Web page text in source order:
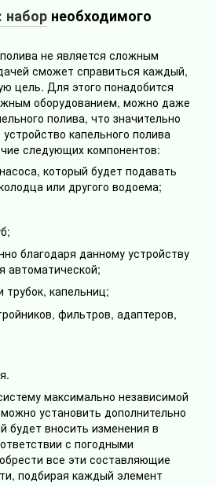
набор необходимого
не является сложным
сможет справиться каждый,
цель. Для этого понадобится
оборудованием, можно даже
полива, что значительно
капельного полива
следующих компонентов:
который будет подавать
или другого водоема;
благодаря данному устройству
автоматической;
трубок, капельниц;
фильтров, адаптеров,
максимально независимой
установить дополнительно
будет вносить изменения в
с погодными
все эти составляющие
подбирая каждый элемент